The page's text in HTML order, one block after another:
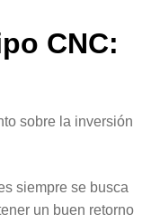
CNC:
sobre la inversión
siempre se busca
un buen retorno